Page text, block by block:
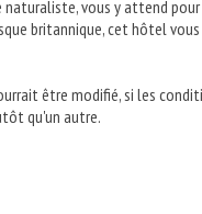
naturaliste, vous y attend
britannique, cet hôtel
être modifié, si les
qu'un autre.